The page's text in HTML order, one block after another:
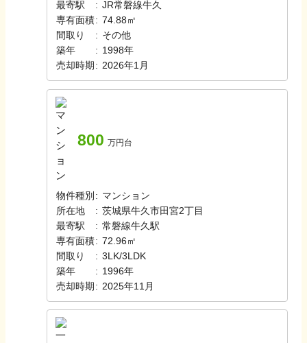
最寄駅 : JR常磐線牛久
専有面積: 74.88㎡
間取り
: その他
築年
: 1998年
売却時期 : 2026年1月
800 万円台
物件種別 : マンション
所在地
: 茨城県牛久市田宮2丁目
最寄駅
: 常磐線牛久駅
専有面積: 72.96㎡
間取り
: 3LK/3LDK
築年
: 1996年
売却時期 : 2025年11月